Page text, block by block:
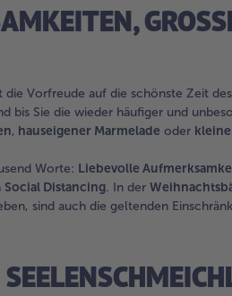
die Vorfreude auf die schönste Zeit
bis Sie die wieder häufiger und
, hauseigener Marmelade oder
Worte: Liebevolle
Social Distancing. In der
sind auch die geltenden